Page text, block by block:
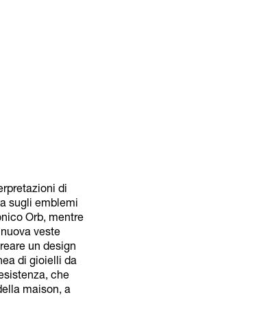
di
sugli emblemi
Orb, mentre
veste
un design
di gioielli da
che
maison, a